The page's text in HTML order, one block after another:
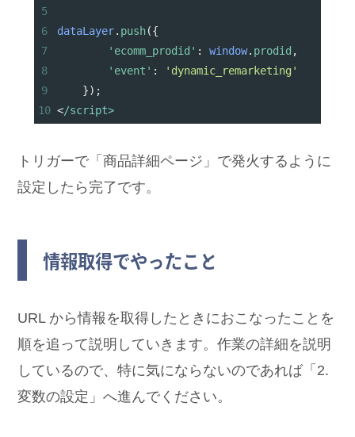
5
6
dataLayer. push({
7
'ecomm_prodid' : window. prodid ,
8
'event' :
'dynamic_remarketing'
9
});
10 </script>
トリガーで「商品詳細ページ」で発火するように
設定したら完了です。
情報取得でやったこと
URL から情報を取得したときにおこなったことを
順を追って説明していきます。作業の詳細を説明
しているので、特に気にならないのであれば「2.
変数の設定」へ進んでください。